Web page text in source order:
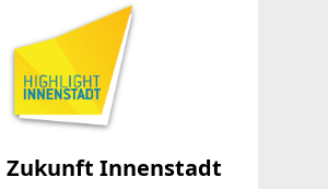
Zukunft Innenstadt